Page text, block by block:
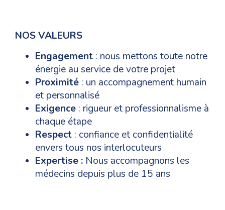
NOS VALEURS
Engagement : nous mettons toute notre
énergie au service de votre projet
Proximité : un accompagnement humain
et personnalisé
Exigence : rigueur et professionnalisme à
chaque étape
Respect : confiance et confidentialité
envers tous nos interlocuteurs
Expertise : Nous accompagnons les
médecins depuis plus de 15 ans